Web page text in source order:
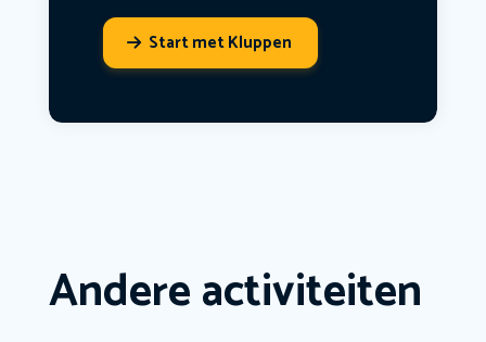
Start met Kluppen
Andere activiteiten